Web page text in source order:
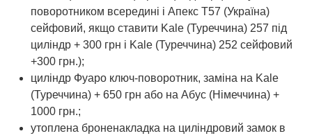
поворотником всередині і Апекс Т57 (Україна)
сейфовий, якщо ставити Kale (Туреччина) 257 під
циліндр + 300 грн і Kale (Туреччина) 252 сейфовий
+300 грн.);
циліндр Фуаро ключ-поворотник, заміна на Kale
(Туреччина) + 650 грн або на Абус (Німеччина) +
1000 грн.;
утоплена броненакладка на циліндровий замок в